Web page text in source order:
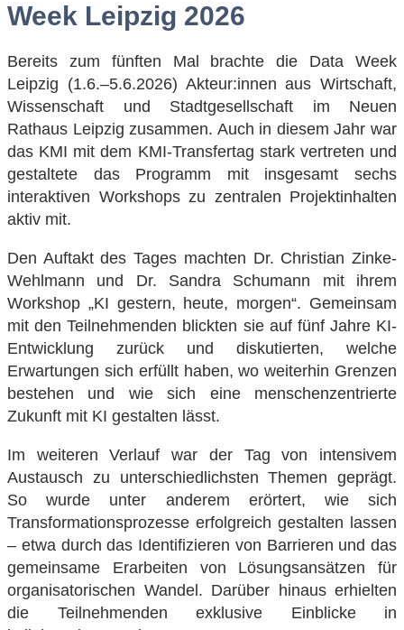
Week Leipzig 2026
Bereits zum fünften Mal brachte die Data Week
Leipzig (1.6.–5.6.2026) Akteur:innen aus Wirtschaft,
Wissenschaft und Stadtgesellschaft im Neuen
Rathaus Leipzig zusammen. Auch in diesem Jahr war
das KMI mit dem KMI-Transfertag stark vertreten und
gestaltete das Programm mit insgesamt sechs
interaktiven Workshops zu zentralen Projektinhalten
aktiv mit.
Den Auftakt des Tages machten Dr. Christian Zinke-
Wehlmann und Dr. Sandra Schumann mit ihrem
Workshop „KI gestern, heute, morgen“. Gemeinsam
mit den Teilnehmenden blickten sie auf fünf Jahre KI-
Entwicklung zurück und diskutierten, welche
Erwartungen sich erfüllt haben, wo weiterhin Grenzen
bestehen und wie sich eine menschenzentrierte
Zukunft mit KI gestalten lässt.
Im weiteren Verlauf war der Tag von intensivem
Austausch zu unterschiedlichsten Themen geprägt.
So wurde unter anderem erörtert, wie sich
Transformationsprozesse erfolgreich gestalten lassen
– etwa durch das Identifizieren von Barrieren und das
gemeinsame Erarbeiten von Lösungsansätzen für
organisatorischen Wandel. Darüber hinaus erhielten
die Teilnehmenden exklusive Einblicke in